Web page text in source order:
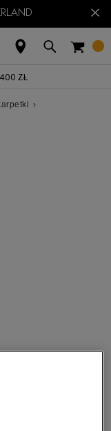
×
ZŁ
›